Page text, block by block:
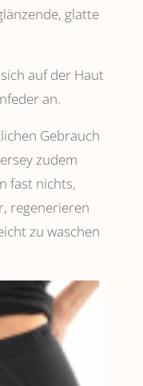
glatte
auf der Haut
an.
Gebrauch
zudem
fast nichts,
regenerieren
zu waschen